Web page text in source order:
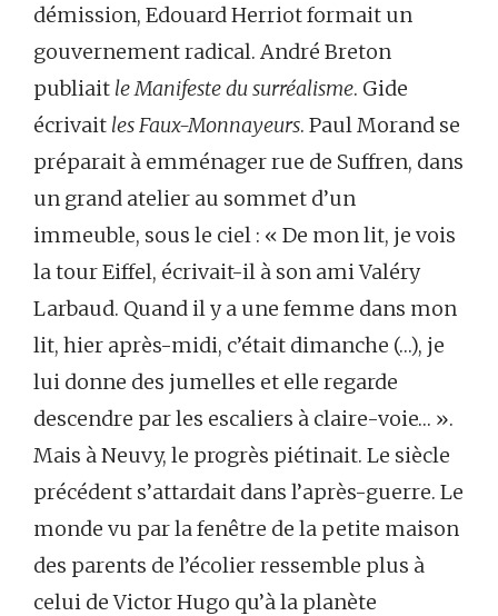
démission, Edouard Herriot formait un
gouvernement radical. André Breton
publiait le Manifeste du surréalisme. Gide
écrivait les Faux-Monnayeurs. Paul Morand se
préparait à emménager rue de Suffren, dans
un grand atelier au sommet d’un
immeuble, sous le ciel : « De mon lit, je vois
la tour Eiffel, écrivait-il à son ami Valéry
Larbaud. Quand il y a une femme dans mon
lit, hier après-midi, c’était dimanche (…), je
lui donne des jumelles et elle regarde
descendre par les escaliers à claire-voie… ».
Mais à Neuvy, le progrès piétinait. Le siècle
précédent s’attardait dans l’après-guerre. Le
monde vu par la fenêtre de la petite maison
des parents de l’écolier ressemble plus à
celui de Victor Hugo qu’à la planète